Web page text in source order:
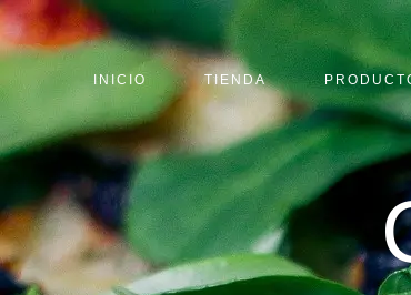
INICIO TIENDA